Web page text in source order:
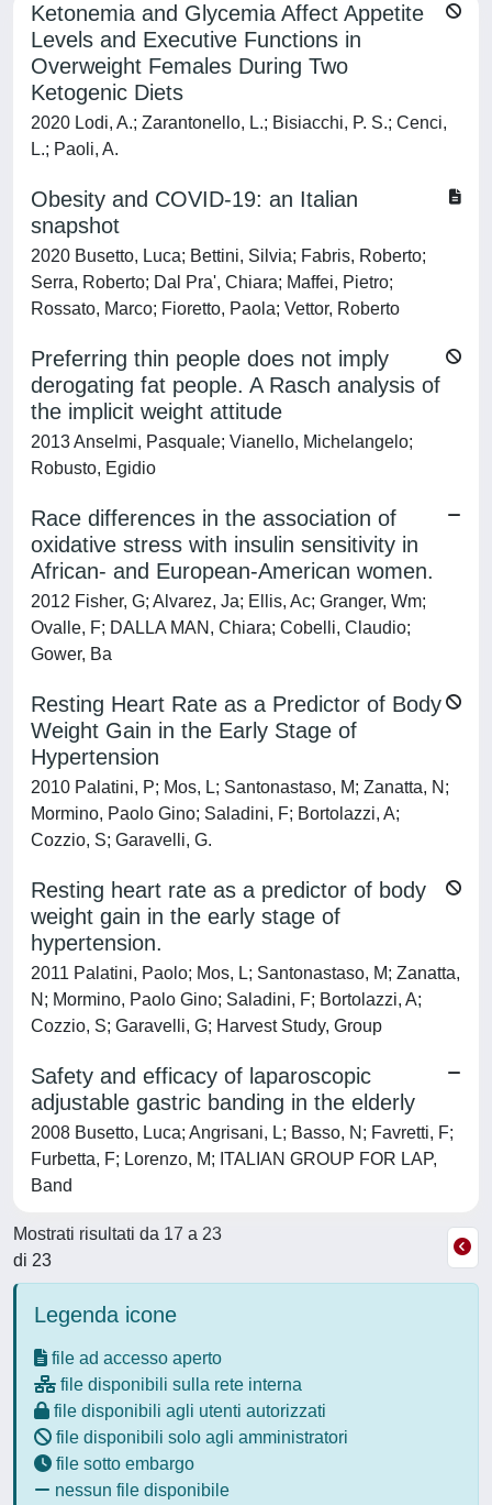
Ketonemia and Glycemia Affect Appetite
Levels and Executive Functions in
Overweight Females During Two
Ketogenic Diets
2020 Lodi, A.; Zarantonello, L.; Bisiacchi, P. S.; Cenci,
L.; Paoli, A.
Obesity and COVID-19: an Italian
snapshot
2020 Busetto, Luca; Bettini, Silvia; Fabris, Roberto;
Serra, Roberto; Dal Pra', Chiara; Maffei, Pietro;
Rossato, Marco; Fioretto, Paola; Vettor, Roberto
Preferring thin people does not imply
derogating fat people. A Rasch analysis of
the implicit weight attitude
2013 Anselmi, Pasquale; Vianello, Michelangelo;
Robusto, Egidio
Race differences in the association of
oxidative stress with insulin sensitivity in
African- and European-American women.
2012 Fisher, G; Alvarez, Ja; Ellis, Ac; Granger, Wm;
Ovalle, F; DALLA MAN, Chiara; Cobelli, Claudio;
Gower, Ba
Resting Heart Rate as a Predictor of Body
Weight Gain in the Early Stage of
Hypertension
2010 Palatini, P; Mos, L; Santonastaso, M; Zanatta, N;
Mormino, Paolo Gino; Saladini, F; Bortolazzi, A;
Cozzio, S; Garavelli, G.
Resting heart rate as a predictor of body
weight gain in the early stage of
hypertension.
2011 Palatini, Paolo; Mos, L; Santonastaso, M; Zanatta,
N; Mormino, Paolo Gino; Saladini, F; Bortolazzi, A;
Cozzio, S; Garavelli, G; Harvest Study, Group
Safety and efficacy of laparoscopic
adjustable gastric banding in the elderly
2008 Busetto, Luca; Angrisani, L; Basso, N; Favretti, F;
Furbetta, F; Lorenzo, M; ITALIAN GROUP FOR LAP,
Band
Mostrati risultati da 17 a 23
di 23
Legenda icone
file ad accesso aperto
file disponibili sulla rete interna
file disponibili agli utenti autorizzati
file disponibili solo agli amministratori
file sotto embargo
nessun file disponibile